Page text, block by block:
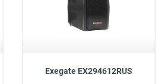
Exegate EX294612RUS